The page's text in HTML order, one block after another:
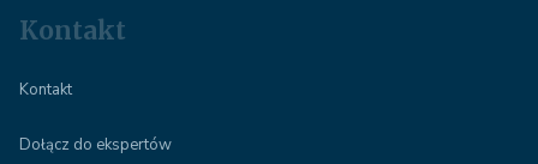
Kontakt
Kontakt
Dołącz do ekspertów